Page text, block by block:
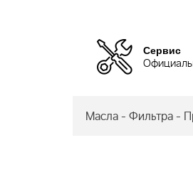
Сервис
Масла - Фильтра -